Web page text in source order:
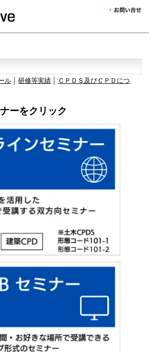
ル 研修等実績
ＣＰＤＳ及びＣＰＤにつ
ーをクリック